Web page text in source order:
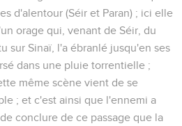
d'alentour (Séir et Paran) ; ici elle
orage qui, venant de Séir, du
sur Sinaï, l'a ébranlé jusqu'en ses
dans une pluie torrentielle ;
même scène vient de se
; et c'est ainsi que l'ennemi a
conclure de ce passage que la